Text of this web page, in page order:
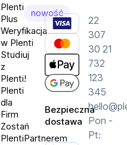
Plenti
Plus
nowość
Weryfikacja
w Plenti
Studiuj
z
Plenti!
Plenti
dla
Firm
Zostań
PlentiPartnerem
Bezpieczna
dostawa
22
307
30 21
732
123
345
Pon -
Pt: